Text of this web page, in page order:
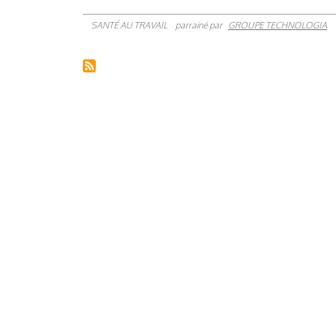
SANTÉ AU TRAVAIL parrainé par GROUPE TECHNOLOGIA